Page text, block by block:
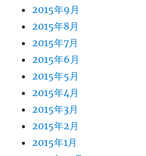
2015年9月
2015年8月
2015年7月
2015年6月
2015年5月
2015年4月
2015年3月
2015年2月
2015年1月